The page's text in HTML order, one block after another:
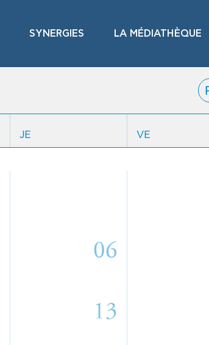
SYNERGIES LA MÉDIATHÈQUE
JE VE
06
13